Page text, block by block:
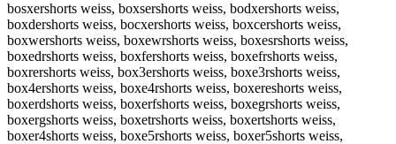
bosxershorts weiss, boxsershorts weiss, bodxershorts weiss,
boxdershorts weiss, bocxershorts weiss, boxcershorts weiss,
boxwershorts weiss, boxewrshorts weiss, boxesrshorts weiss,
boxedrshorts weiss, boxfershorts weiss, boxefrshorts weiss,
boxrershorts weiss, box3ershorts weiss, boxe3rshorts weiss,
box4ershorts weiss, boxe4rshorts weiss, boxereshorts weiss,
boxerdshorts weiss, boxerfshorts weiss, boxegrshorts weiss,
boxergshorts weiss, boxetrshorts weiss, boxertshorts weiss,
boxer4shorts weiss, boxe5rshorts weiss, boxer5shorts weiss,